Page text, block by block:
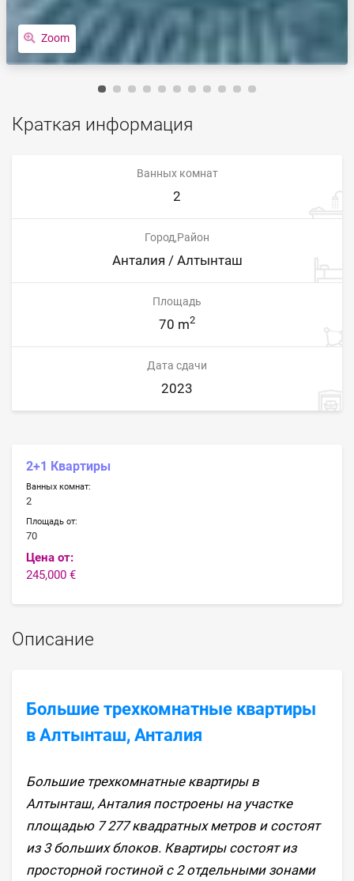
Zoom
Краткая информация
Ванных комнат
2
Город,Район
Анталия / Алтынташ
Площадь
70 m2
Дата сдачи
2023
2+1 Квартиры
Ванных комнат:
2
Площадь от:
70
Цена от:
245,000 €
Описание
Большие трехкомнатные квартиры
в Алтынташ, Анталия
Большие трехкомнатные квартиры в
Алтынташ, Анталия построены на участке
площадью 7 277 квадратных метров и состоят
из 3 больших блоков. Квартиры состоят из
просторной гостиной с 2 отдельными зонами